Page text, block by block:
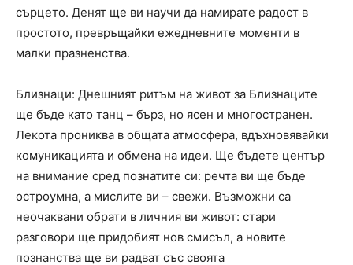
сърцето. Денят ще ви научи да намирате радост в
простото, превръщайки ежедневните моменти в
малки празненства.
Близнаци: Днешният ритъм на живот за Близнаците
ще бъде като танц – бърз, но ясен и многостранен.
Лекота прониква в общата атмосфера, вдъхновявайки
комуникацията и обмена на идеи. Ще бъдете център
на внимание сред познатите си: речта ви ще бъде
остроумна, а мислите ви – свежи. Възможни са
неочаквани обрати в личния ви живот: стари
разговори ще придобият нов смисъл, а новите
познанства ще ви радват със своята